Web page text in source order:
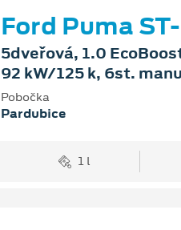
Ford Puma
5dveřová, 1.0
92 kW/125 k, 6st.
Pobočka
Pardubice
1 l